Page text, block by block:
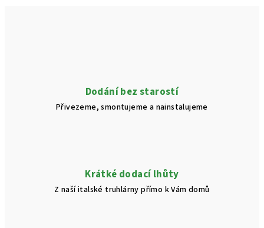
k
y
s
u
Dodání bez starostí
Přivezeme, smontujeme a nainstalujeme
Krátké dodací lhůty
Z naší italské truhlárny přímo k Vám domů